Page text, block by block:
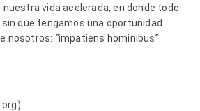
vida acelerada, en donde todo
que tengamos una oportunidad
nosotros: “impatiens hominibus”.